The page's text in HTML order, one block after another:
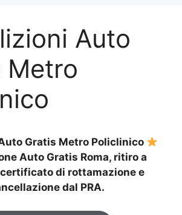
Auto
Metro
Gratis Metro Policlinico
Auto Gratis Roma, ritiro a
di rottamazione e
dal PRA.